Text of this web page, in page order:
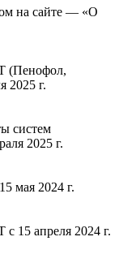
на сайте — «О
(Пенофол,
2025 г.
систем
2025 г.
мая 2024 г.
15 апреля 2024 г.